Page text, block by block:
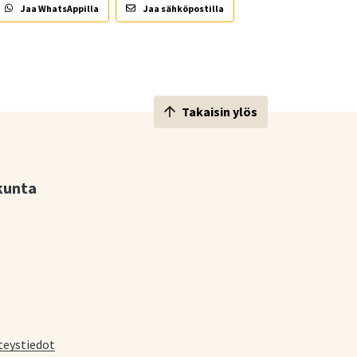
Jaa WhatsAppilla Jaa sähköpostilla
Takaisin ylös